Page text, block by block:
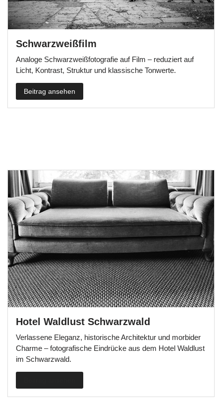
Schwarzweißfilm
Analoge Schwarzweißfotografie auf Film – reduziert auf
Licht, Kontrast, Struktur und klassische Tonwerte.
Beitrag ansehen
Hotel Waldlust Schwarzwald
Verlassene Eleganz, historische Architektur und morbider
Charme – fotografische Eindrücke aus dem Hotel Waldlust
im Schwarzwald.